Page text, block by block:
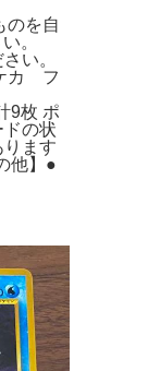
のを自
。
い。
カ フ
9枚 ポ
の状
ます
他】●